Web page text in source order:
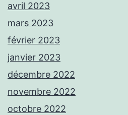
avril 2023
mars 2023
février 2023
janvier 2023
décembre 2022
novembre 2022
octobre 2022